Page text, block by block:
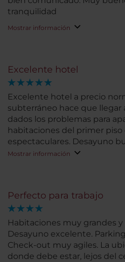
tranquilidad
Mostrar información
Excelente hotel
Excelente hotel a precio
subterráneo hace que llegar
dados los problemas para
habitaciones del primer piso
espectaculares. Desayuno
Mostrar información
Perfecto para trabajo
Habitaciones muy grandes
Desayuno excelente.
Check-out muy agiles. La
donde debe estar, lejos del